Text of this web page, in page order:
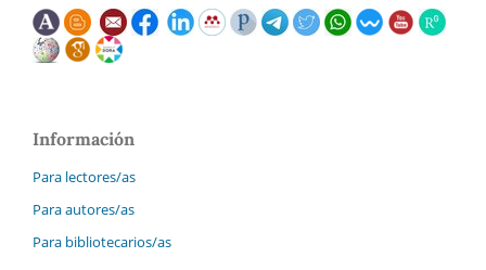
Información
Para lectores/as
Para autores/as
Para bibliotecarios/as